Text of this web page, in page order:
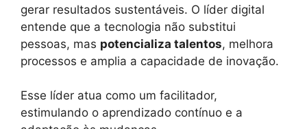
gerar resultados sustentáveis. O líder digital
entende que a tecnologia não substitui
pessoas, mas potencializa talentos, melhora
processos e amplia a capacidade de inovação.
Esse líder atua como um facilitador,
estimulando o aprendizado contínuo e a